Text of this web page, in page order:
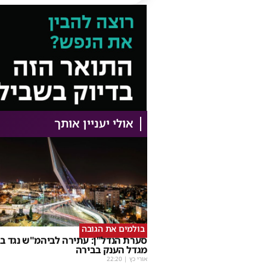
אולי יעניין אותך
בולמים את הגובה
סערת הנדל"ן: עתירה לביהמ"ש נגד
מגדל הענק בבירה
אורי כץ |
22:20